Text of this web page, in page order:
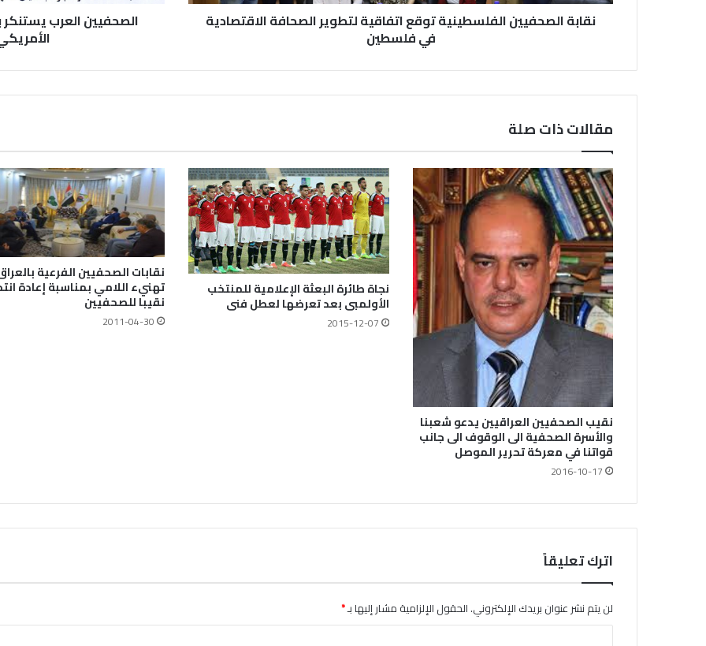
نقابة الصحفيين الفلسطينية توقع اتفاقية لتطوير الصحافة الاقتصادية
في فلسطين
الصحفيين العرب
مقالات ذات صلة
نقيب الصحفيين العراقيين يدعو شعبنا
والأسرة الصحفية الى الوقوف الى جانب
قواتنا في معركة تحرير الموصل
2016-10-17
نجاة طائرة البعثة الإعلامية للمنتخب
الأولمبى بعد تعرضها لعطل فنى
2015-12-07
نقابات الصحفيين الفرعية
تهنيء اللامي بمناسبة إعادة
نقيبا للصحفيين
2011-04-30
اترك تعليقاً
لن يتم نشر عنوان بريدك الإلكتروني.الحقول الإلزامية مشار إليها بـ*